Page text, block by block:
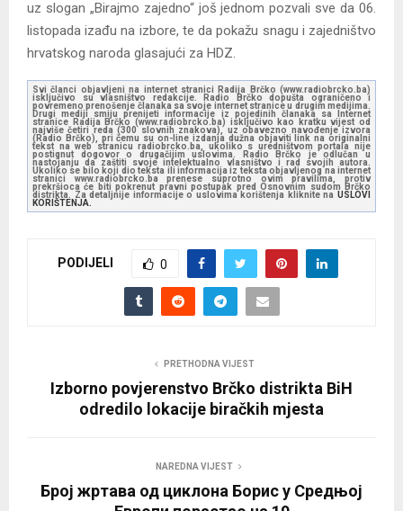
uz slogan „Birajmo zajedno“ još jednom pozvali sve da 06.
listopada izađu na izbore, te da pokažu snagu i zajedništvo
hrvatskog naroda glasajući za HDZ.
Svi članci objavljeni na internet stranici Radija Brčko (www.radiobrcko.ba)
isključivo su vlasništvo redakcije. Radio Brčko dopušta ograničeno i
povremeno prenošenje članaka sa svoje internet stranice u drugim medijima.
Drugi mediji smiju prenijeti informacije iz pojedinih članaka sa Internet
stranice Radija Brčko (www.radiobrcko.ba) isključivo kao kratku vijest od
najviše četiri reda (300 slovnih znakova), uz obavezno navođenje izvora
(Radio Brčko), pri čemu su on-line izdanja dužna objaviti link na originalni
tekst na web stranicu radiobrcko.ba, ukoliko s uredništvom portala nije
postignut dogovor o drugačijim uslovima. Radio Brčko je odlučan u
nastojanju da zaštiti svoje intelektualno vlasništvo i rad svojih autora.
Ukoliko se bilo koji dio teksta ili informacija iz teksta objavljenog na internet
stranici www.radiobrcko.ba prenese suprotno ovim pravilima, protiv
prekršioca će biti pokrenut pravni postupak pred Osnovnim sudom Brčko
distrikta. Za detaljnije informacije o uslovima korištenja kliknite na USLOVI
KORIŠTENJA.
PODIJELI 0
PRETHODNA VIJEST
Izborno povjerenstvo Brčko distrikta BiH
odredilo lokacije biračkih mjesta
NAREDNA VIJEST
Број жртава од циклона Борис у Средњој